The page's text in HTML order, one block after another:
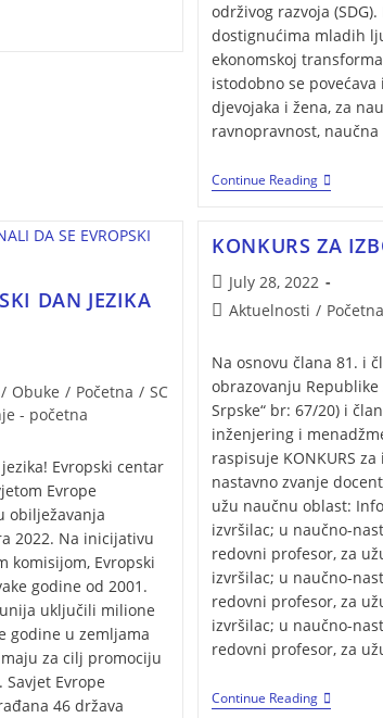
održivog razvoja
dostignućima mladih
ekonomskoj
istodobno se
djevojaka i žena, za
ravnopravnost,
Continue Reading
DAN JEZIKA
/ Obuke / Početna / SC
- početna
Evropski centar
Evrope
obilježavanja
2022. Na inicijativu
komisijom, Evropski
godine od 2001.
uključili milione
godine u zemljama
za cilj promociju
Evrope
46 država
KONKURS ZA
July 28, 2022
Aktuelnosti / Početna
Na osnovu člana 81. i
obrazovanju Republike
Srpske“ br: 67/20) i
inženjering i
raspisuje KONKURS
nastavno zvanje
užu naučnu oblast:
izvršilac; u naučno-
redovni profesor, za
izvršilac; u naučno-
redovni profesor, za
izvršilac; u naučno-
redovni profesor, za
Continue Reading